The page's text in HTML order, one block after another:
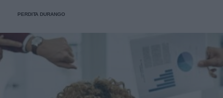
PERDITA DURANGO